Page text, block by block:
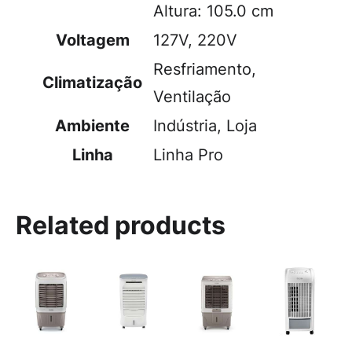
Altura: 105.0 cm
Voltagem
127V, 220V
Climatização
Resfriamento,
Ventilação
Ambiente
Indústria, Loja
Linha
Linha Pro
Related products